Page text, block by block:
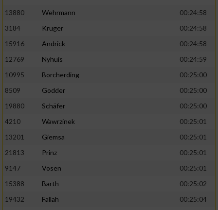
13880
Wehrmann
00:24:58
3184
Krüger
00:24:58
15916
Andrick
00:24:58
12769
Nyhuis
00:24:59
10995
Borcherding
00:25:00
8509
Godder
00:25:00
19880
Schäfer
00:25:00
4210
Wawrzinek
00:25:01
13201
Giemsa
00:25:01
21813
Prinz
00:25:01
9147
Vosen
00:25:01
15388
Barth
00:25:02
19432
Fallah
00:25:04